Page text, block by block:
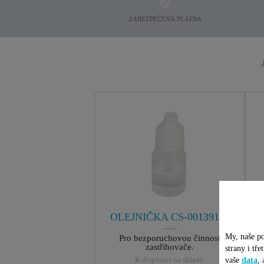
ZABEZPEČENÁ PLATBA
OLEJNIČKA CS-00139140
Pro bezporuchovou činnost
zastřihovače.
K dispozici na skladě.
My, naše
strany i
vaše data